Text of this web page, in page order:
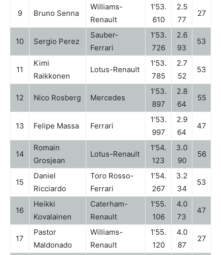
9 Bruno Senna
Williams-
Renault
1’53.
610
2.5
77
27
10 Sergio Perez
Sauber-
Ferrari
1’53.
726
2.6
93
53
11
Kimi
Raikkonen
Lotus-Renault
1’53.
785
2.7
52
53
12 Nico Rosberg Mercedes
1’53.
897
2.8
64
55
13 Felipe Massa Ferrari
1’53.
997
2.9
64
47
14
Romain
Grosjean
Lotus-Renault
1’54.
123
3.0
90
56
15
Daniel
Ricciardo
Toro Rosso-
Ferrari
1’54.
267
3.2
34
53
16
Heikki
Kovalainen
Caterham-
Renault
1’55.
106
4.0
73
47
17
Pastor
Maldonado
Williams-
Renault
1’55.
120
4.0
87
27